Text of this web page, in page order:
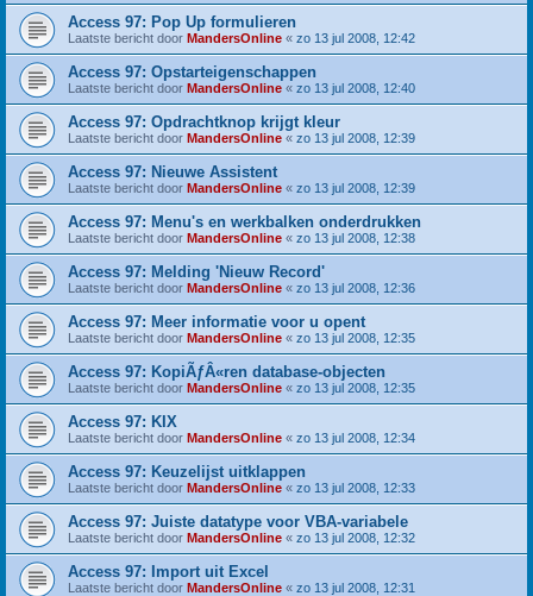
Access 97: Pop Up formulieren
Laatste bericht door MandersOnline « zo 13 jul 2008, 12:42
Access 97: Opstarteigenschappen
Laatste bericht door MandersOnline « zo 13 jul 2008, 12:40
Access 97: Opdrachtknop krijgt kleur
Laatste bericht door MandersOnline « zo 13 jul 2008, 12:39
Access 97: Nieuwe Assistent
Laatste bericht door MandersOnline « zo 13 jul 2008, 12:39
Access 97: Menu's en werkbalken onderdrukken
Laatste bericht door MandersOnline « zo 13 jul 2008, 12:38
Access 97: Melding 'Nieuw Record'
Laatste bericht door MandersOnline « zo 13 jul 2008, 12:36
Access 97: Meer informatie voor u opent
Laatste bericht door MandersOnline « zo 13 jul 2008, 12:35
Access 97: KopiÃƒÂ«ren database-objecten
Laatste bericht door MandersOnline « zo 13 jul 2008, 12:35
Access 97: KIX
Laatste bericht door MandersOnline « zo 13 jul 2008, 12:34
Access 97: Keuzelijst uitklappen
Laatste bericht door MandersOnline « zo 13 jul 2008, 12:33
Access 97: Juiste datatype voor VBA-variabele
Laatste bericht door MandersOnline « zo 13 jul 2008, 12:32
Access 97: Import uit Excel
Laatste bericht door MandersOnline « zo 13 jul 2008, 12:31